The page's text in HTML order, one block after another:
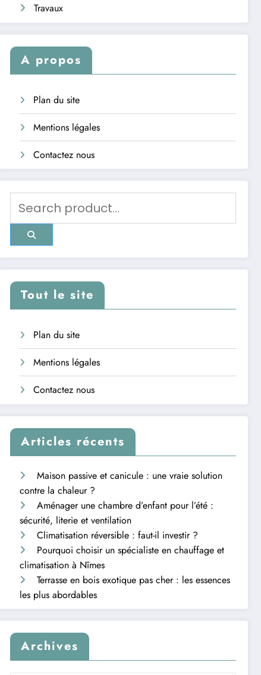
Travaux
A propos
Plan du site
Mentions légales
Contactez nous
Tout le site
Plan du site
Mentions légales
Contactez nous
Articles récents
Maison passive et canicule : une vraie solution
contre la chaleur ?
Aménager une chambre d’enfant pour l’été :
sécurité, literie et ventilation
Climatisation réversible : faut-il investir ?
Pourquoi choisir un spécialiste en chauffage et
climatisation à Nîmes
Terrasse en bois exotique pas cher : les essences
les plus abordables
Archives